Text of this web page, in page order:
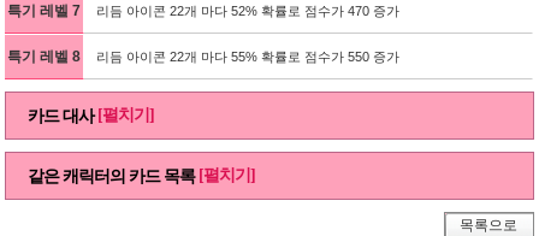
특기 레벨 7 리듬 아이콘 22개 마다 52% 확률로 점수가 470 증가
특기 레벨 8 리듬 아이콘 22개 마다 55% 확률로 점수가 550 증가
카드 대사 [펼치기]
같은 캐릭터의 카드 목록 [펼치기]
목록으로